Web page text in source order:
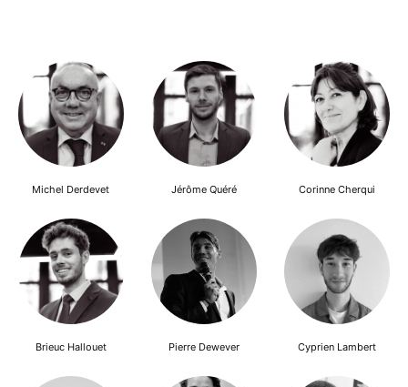
Michel Derdevet Jérôme Quéré Corinne Cherqui
Brieuc Hallouet Pierre Dewever Cyprien Lambert